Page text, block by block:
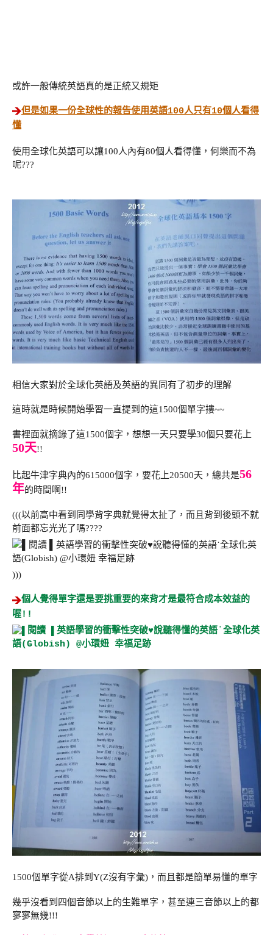
或許一般傳統英語真的是正統又規矩
但是如果一份全球性的報告使用英語100人只有10個人看得
懂
使用全球化英語可以讓100人內有80個人看得懂，何樂而不為
呢???
相信大家對於全球化英語及英語的異同有了初步的理解
這時就是時候開始學習一直提到的這1500個單字摟~~
書裡面就摘錄了這1500個字，想想一天只要學30個只要花上
50天!!
比起牛津字典內的615000個字，要花上20500天，總共是56
年的時間啊!!
(((以前高中看到同學背字典就覺得太扯了，而且背到後頭不就
前面都忘光光了嗎????
)))
個人覺得單字還是要挑重要的來背才是最符合成本效益的
喔!!
1500個單字從A排到Y(Z沒有字彙)，而且都是簡單易懂的單字
幾乎沒看到四個音節以上的生難單字，甚至連三音節以上的都
寥寥無幾!!!